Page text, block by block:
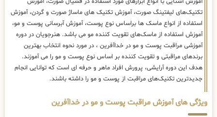
تکنیک‌های لیفتینگ صورت، آموزش تکنیک های ماساژ صورت و گردن، آموزش
استفاده از انواع ماسک ها براساس نوع پوست، آموزش آبرسانی پوست و مو،
آموزش استفاده از ماسک‌های تقویت کننده مو می باشد. هنرجویان در دوره
آموزشی مراقبت پوست و مو در خداآفرین ، در مورد نحوه انتخاب بهترین
برندهای مراقبتی و تقویت کننده بر اساس نوع پوست و مو را می آموزند.
هدف این دوره آرایشی، پرورش افراد ماهر و حرفه ای است که توانایی انجام
جدیدترین تکنیک‌های مراقبت از پوست و مو را داشته باشند.
ویژگی های آموزش مراقبت پوست و مو در خداآفرین